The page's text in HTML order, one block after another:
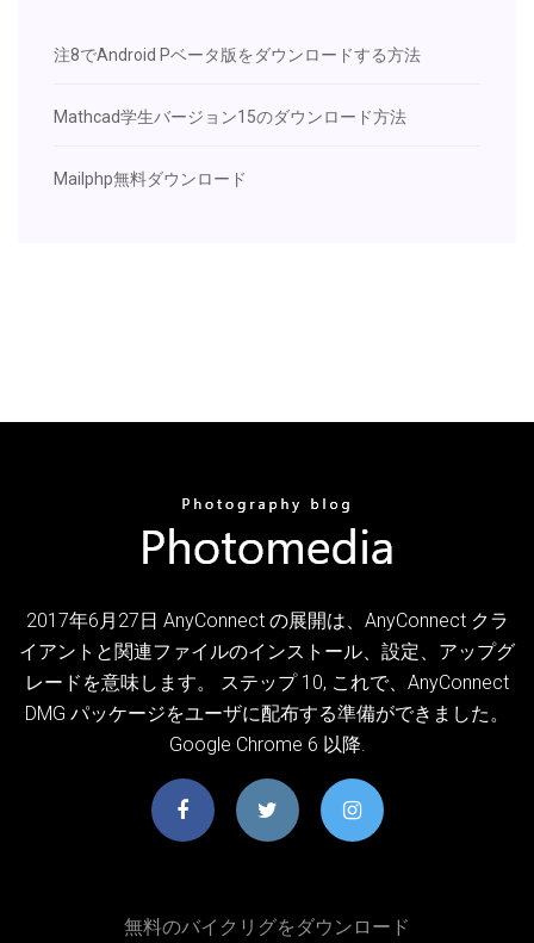
注8でAndroid Pベータ版をダウンロードする方法
Mathcad学生バージョン15のダウンロード方法
Mailphp無料ダウンロード
2017年6月27日 AnyConnect の展開は、AnyConnect クラ
イアントと関連ファイルのインストール、設定、アップグ
レードを意味します。 ステップ 10, これで、AnyConnect
DMG パッケージをユーザに配布する準備ができました。
Google Chrome 6 以降.
無料のバイクリグをダウンロード